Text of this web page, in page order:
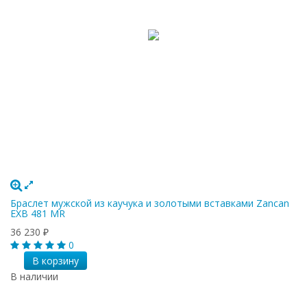
Браслет мужской из каучука и золотыми вставками Zancan
EXB 481 MR
36 230 ₽
0
В корзину
В наличии